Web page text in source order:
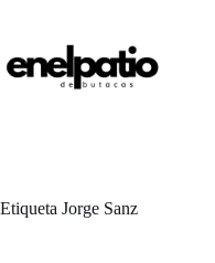
contenido
Etiqueta Jorge Sanz